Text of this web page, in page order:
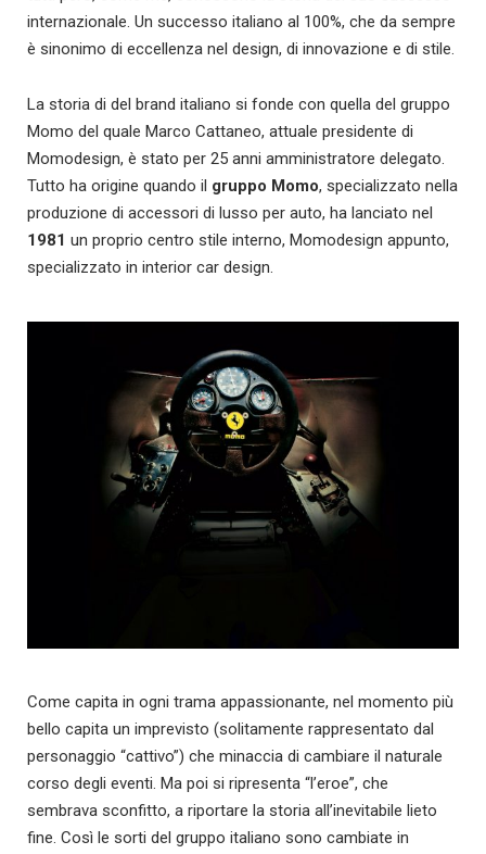
internazionale. Un successo italiano al 100%, che da sempre
è sinonimo di eccellenza nel design, di innovazione e di stile.
La storia di del brand italiano si fonde con quella del gruppo
Momo del quale Marco Cattaneo, attuale presidente di
Momodesign, è stato per 25 anni amministratore delegato.
Tutto ha origine quando il gruppo Momo, specializzato nella
produzione di accessori di lusso per auto, ha lanciato nel
1981 un proprio centro stile interno, Momodesign appunto,
specializzato in interior car design.
Come capita in ogni trama appassionante, nel momento più
bello capita un imprevisto (solitamente rappresentato dal
personaggio “cattivo”) che minaccia di cambiare il naturale
corso degli eventi. Ma poi si ripresenta “l’eroe”, che
sembrava sconfitto, a riportare la storia all’inevitabile lieto
fine. Così le sorti del gruppo italiano sono cambiate in